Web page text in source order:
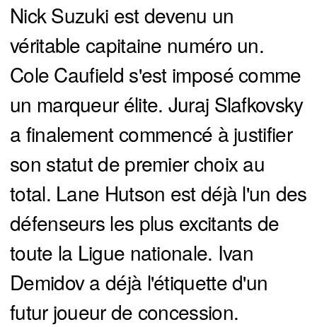
Nick Suzuki est devenu un
véritable capitaine numéro un.
Cole Caufield s'est imposé comme
un marqueur élite. Juraj Slafkovsky
a finalement commencé à justifier
son statut de premier choix au
total. Lane Hutson est déjà l'un des
défenseurs les plus excitants de
toute la Ligue nationale. Ivan
Demidov a déjà l'étiquette d'un
futur joueur de concession.